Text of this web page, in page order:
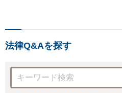
法律Q&Aを探す